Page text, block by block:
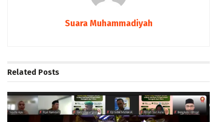
Suara Muhammadiyah
Related Posts